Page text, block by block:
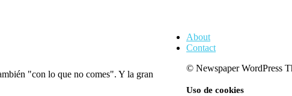
"con lo que no comes". Y la gran
About
Contact
© Newspaper WordPress
Uso de cookies